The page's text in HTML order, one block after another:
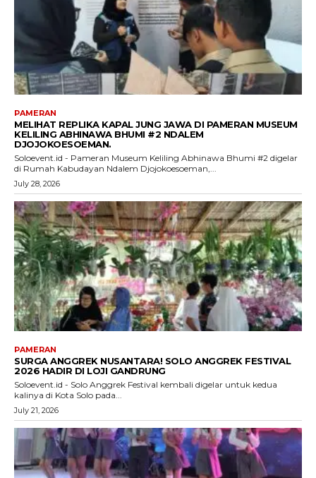
PAMERAN
MELIHAT REPLIKA KAPAL JUNG JAWA DI PAMERAN MUSEUM
KELILING ABHINAWA BHUMI #2 NDALEM
DJOJOKOESOEMAN.
Soloevent.id - Pameran Museum Keliling Abhinawa Bhumi #2 digelar
di Rumah Kabudayan Ndalem Djojokoesoeman,...
July 28, 2026
PAMERAN
SURGA ANGGREK NUSANTARA! SOLO ANGGREK FESTIVAL
2026 HADIR DI LOJI GANDRUNG
Soloevent.id - Solo Anggrek Festival kembali digelar untuk kedua
kalinya di Kota Solo pada...
July 21, 2026